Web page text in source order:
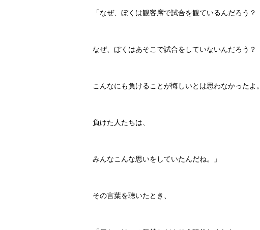
「なぜ、ぼくは観客席で試合を観ているんだろう？
なぜ、ぼくはあそこで試合をしていないんだろう？
こんなにも負けることが悔しいとは思わなかったよ。
負けた人たちは、
みんなこんな思いをしていたんだね。」
その言葉を聴いたとき、